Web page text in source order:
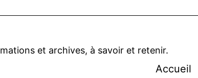
et archives, à savoir et retenir.
Accueil